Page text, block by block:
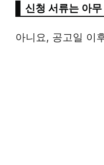
신청 서류는 아
아니요, 공고일 이